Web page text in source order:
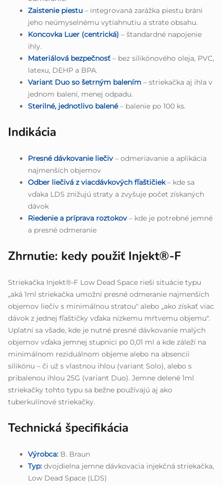
Zaistenie piestu – integrovaná zarážka piestu bráni
jeho neúmyselnému vytiahnutiu a strate obsahu.
Koncovka Luer (centrická) – štandardné napojenie
ihly.
Materiálová bezpečnosť – bez silikónového oleja, PVC,
latexu, DEHP a BPA.
Variant Duo so šetrným balením – striekačka aj ihla v
jednom balení, menej odpadu.
Sterilné, jednotlivo balené– balenie po 100 ks.
Indikácia
Presné dávkovanie liečiv– odmeriavanie a aplikácia
najmenších objemov
Odber liečivá z viacdávkových fľaštičiek– kde sa
vďaka LDS znižujú straty a zvyšuje počet získaných
dávok
Riedenie a príprava roztokov– kde je potrebné jemné
a presné odmeranie
Zhrnutie: kedy použiť Injekt®-F
Striekačka Injekt®-F Low Dead Space rieši situácie typu
„aká 1ml striekačka umožní presné odmeranie najmenších
objemov liečiv s minimálnou stratou" alebo „ako získať viac
dávok z jednej fľaštičky vďaka nízkemu mŕtvemu objemu".
Uplatní sa všade, kde je nutné presné dávkovanie malých
objemov vďaka jemnej stupnici po 0,01 ml a kde záleží na
minimálnom reziduálnom objeme alebo na absencii
silikónu – či už s vlastnou ihlou (variant Solo), alebo s
pribalenou ihlou 25G (variant Duo). Jemne delené 1ml
striekačky tohto typu sa bežne používajú aj ako
tuberkulínové striekačky.
Technická špecifikácia
Výrobca: B. Braun
Typ: dvojdielna jemne dávkovacia injekčná striekačka,
Low Dead Space (LDS)